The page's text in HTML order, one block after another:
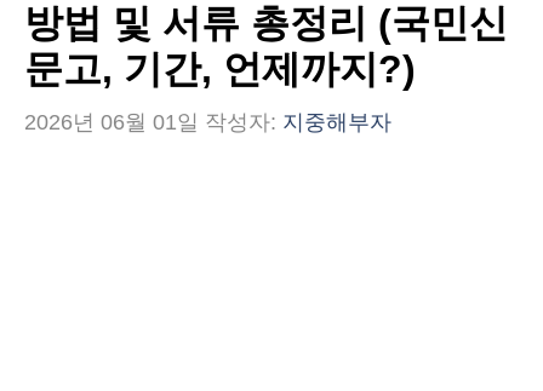
방법 및 서류 총정리 (국민신
문고, 기간, 언제까지?)
2026년 06월 01일 작성자: 지중해부자